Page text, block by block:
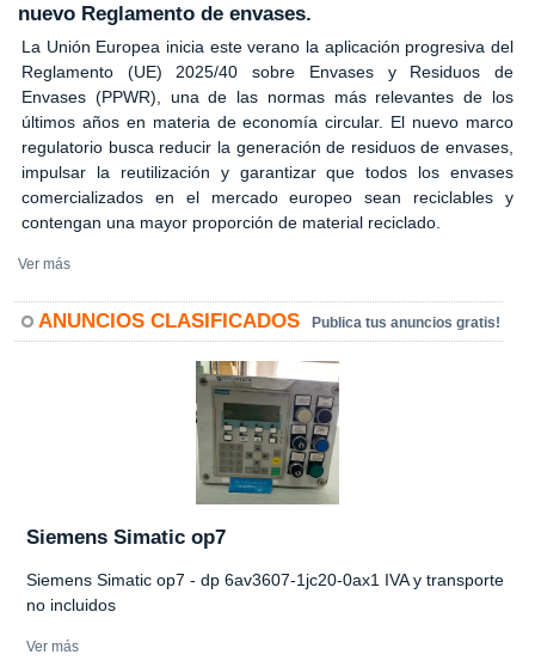
nuevo Reglamento de envases.
La Unión Europea inicia este verano la aplicación progresiva del
Reglamento (UE) 2025/40 sobre Envases y Residuos de
Envases (PPWR), una de las normas más relevantes de los
últimos años en materia de economía circular. El nuevo marco
regulatorio busca reducir la generación de residuos de envases,
impulsar la reutilización y garantizar que todos los envases
comercializados en el mercado europeo sean reciclables y
contengan una mayor proporción de material reciclado.
Ver más
ANUNCIOS CLASIFICADOS Publica tus anuncios gratis!
Siemens Simatic op7
Siemens Simatic op7 - dp 6av3607-1jc20-0ax1 IVA y transporte
no incluidos
Ver más